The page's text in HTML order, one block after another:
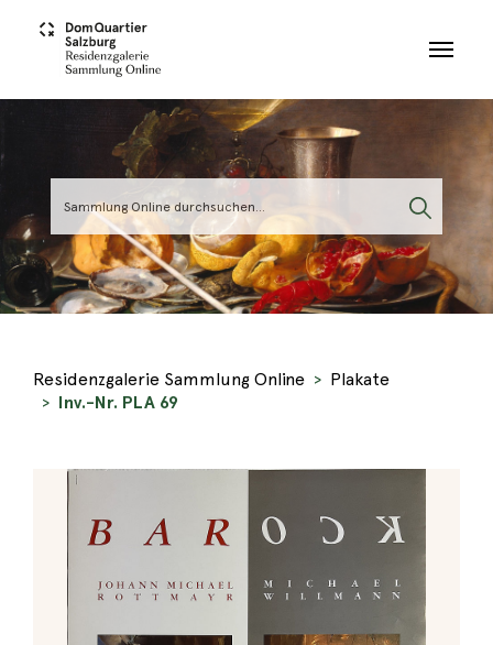
Residenzgalerie Sammlung Online
Plakate
Inv.-Nr. PLA 69